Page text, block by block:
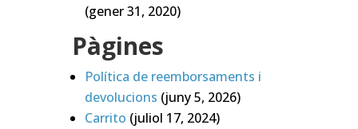
(gener 31, 2020)
Pàgines
Política de reemborsaments i
devolucions (juny 5, 2026)
Carrito (juliol 17, 2024)